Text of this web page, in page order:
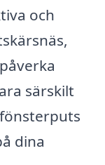
och
särskilt
dina